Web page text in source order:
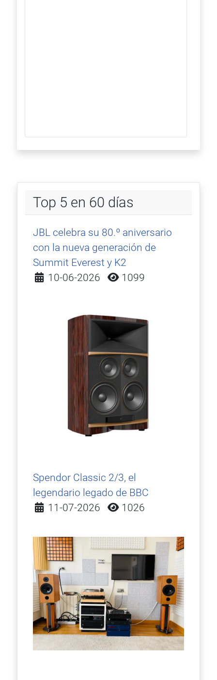
Top 5 en 60 días
JBL celebra su 80.º aniversario
con la nueva generación de
Summit Everest y K2
Detalles
10-06-2026 1099
Spendor Classic 2/3, el
legendario legado de BBC
Detalles
11-07-2026 1026